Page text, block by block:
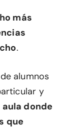
más
.
alumnos
y
donde
que